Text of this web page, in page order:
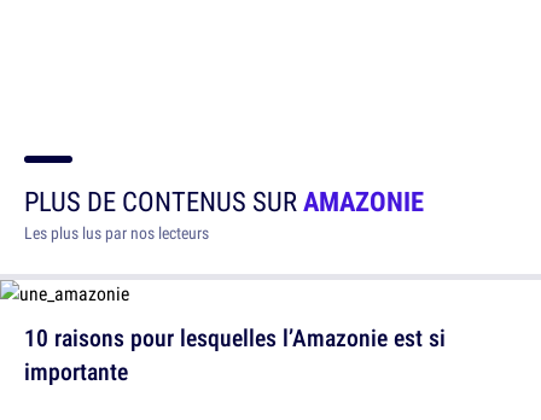
PLUS DE CONTENUS SURAMAZONIE
Les plus lus par nos lecteurs
10 raisons pour lesquelles l’Amazonie est si
importante